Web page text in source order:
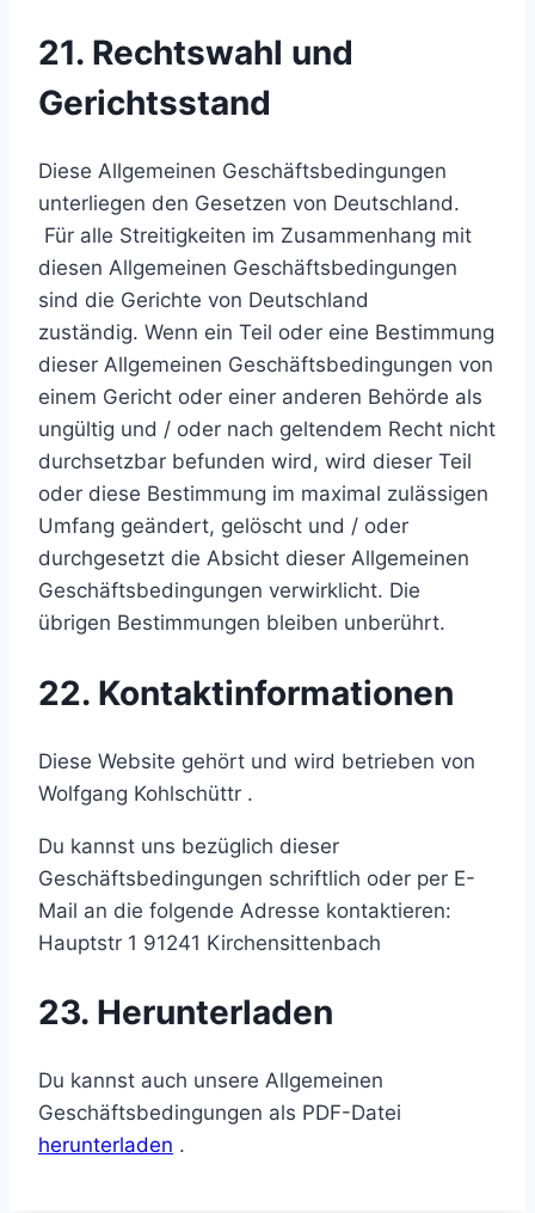
21. Rechtswahl und
Gerichtsstand
Diese Allgemeinen Geschäftsbedingungen
unterliegen den Gesetzen von Deutschland.
Für alle Streitigkeiten im Zusammenhang mit
diesen Allgemeinen Geschäftsbedingungen
sind die Gerichte von Deutschland
zuständig. Wenn ein Teil oder eine Bestimmung
dieser Allgemeinen Geschäftsbedingungen von
einem Gericht oder einer anderen Behörde als
ungültig und / oder nach geltendem Recht nicht
durchsetzbar befunden wird, wird dieser Teil
oder diese Bestimmung im maximal zulässigen
Umfang geändert, gelöscht und / oder
durchgesetzt die Absicht dieser Allgemeinen
Geschäftsbedingungen verwirklicht. Die
übrigen Bestimmungen bleiben unberührt.
22. Kontaktinformationen
Diese Website gehört und wird betrieben von
Wolfgang Kohlschüttr .
Du kannst uns bezüglich dieser
Geschäftsbedingungen schriftlich oder per E-
Mail an die folgende Adresse kontaktieren:
Hauptstr 1 91241 Kirchensittenbach
23. Herunterladen
Du kannst auch unsere Allgemeinen
Geschäftsbedingungen als PDF-Datei
herunterladen .